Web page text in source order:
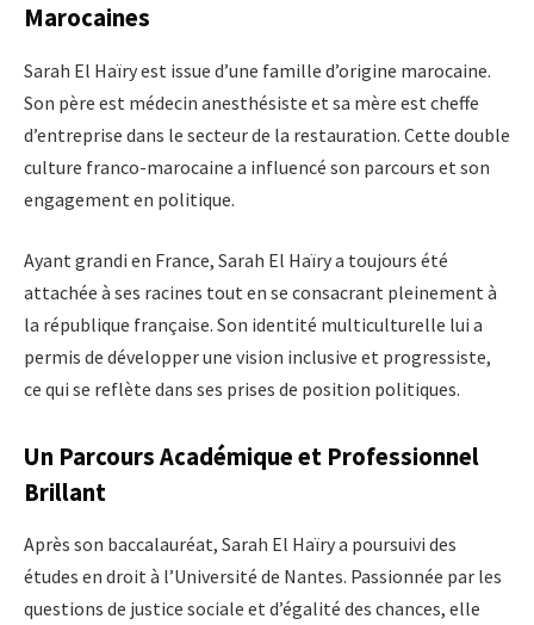
Marocaines
Sarah El Haïry est issue d’une famille d’origine marocaine.
Son père est médecin anesthésiste et sa mère est cheffe
d’entreprise dans le secteur de la restauration. Cette double
culture franco-marocaine a influencé son parcours et son
engagement en politique.
Ayant grandi en France, Sarah El Haïry a toujours été
attachée à ses racines tout en se consacrant pleinement à
la république française. Son identité multiculturelle lui a
permis de développer une vision inclusive et progressiste,
ce qui se reflète dans ses prises de position politiques.
Un Parcours Académique et Professionnel
Brillant
Après son baccalauréat, Sarah El Haïry a poursuivi des
études en droit à l’Université de Nantes. Passionnée par les
questions de justice sociale et d’égalité des chances, elle